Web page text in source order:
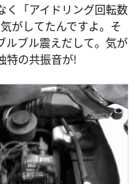
く「アイドリング回転数
がしてたんですよ。そ
ルブル震えだして。気が
特の共振音が!